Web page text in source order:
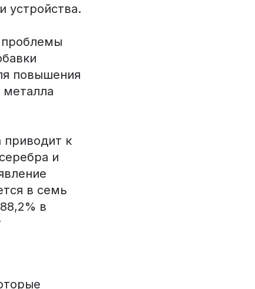
устройства.
повышения
металла
приводит к
и
в семь
в